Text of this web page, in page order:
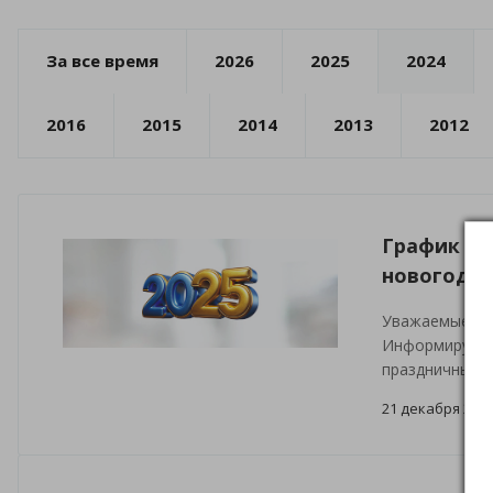
За все время 2026 2025 2024
2016 2015 2014 2013 2012
График
Уважаемые
Информируем
праздничные
21 декабря 2024